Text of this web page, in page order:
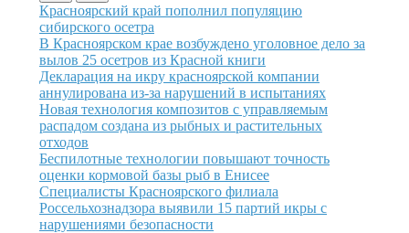
Иллюстрация новости
Красноярский край пополнил популяцию
сибирского осетра
Иллюстрация новости
В Красноярском крае возбуждено уголовное дело за
вылов 25 осетров из Красной книги
Иллюстрация новости
Декларация на икру красноярской компании
аннулирована из-за нарушений в испытаниях
Иллюстрация новости
Новая технология композитов с управляемым
распадом создана из рыбных и растительных
отходов
Иллюстрация новости
Беспилотные технологии повышают точность
оценки кормовой базы рыб в Енисее
Иллюстрация новости
Специалисты Красноярского филиала
Россельхознадзора выявили 15 партий икры с
нарушениями безопасности